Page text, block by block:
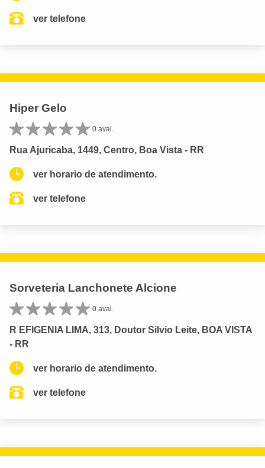
ver telefone
Hiper Gelo
0 aval.
Rua Ajuricaba, 1449, Centro, Boa Vista - RR
ver horario de atendimento.
ver telefone
Sorveteria Lanchonete Alcione
0 aval.
R EFIGENIA LIMA, 313, Doutor Silvio Leite, BOA VISTA
- RR
ver horario de atendimento.
ver telefone